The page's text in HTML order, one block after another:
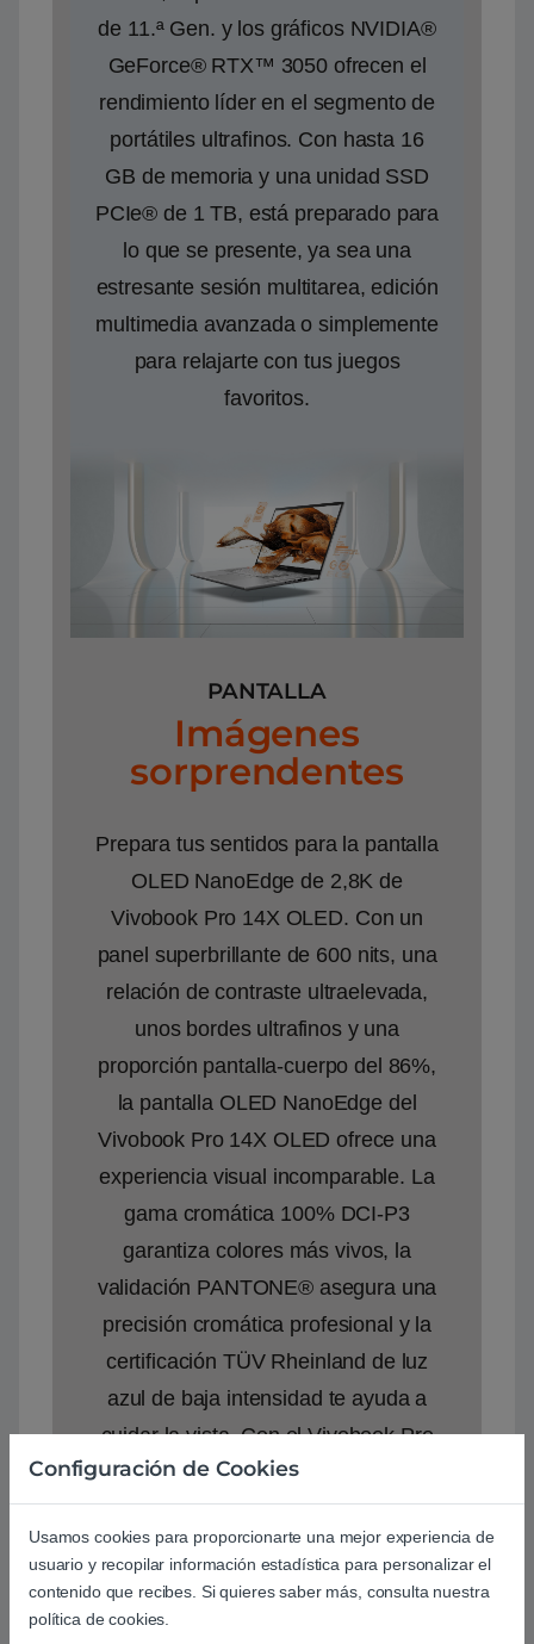
de 11.ª Gen. y los gráficos NVIDIA®
GeForce® RTX™ 3050 ofrecen el
rendimiento líder en el segmento de
portátiles ultrafinos. Con hasta 16
GB de memoria y una unidad SSD
PCIe® de 1 TB, está preparado para
lo que se presente, ya sea una
estresante sesión multitarea, edición
multimedia avanzada o simplemente
para relajarte con tus juegos
favoritos.
PANTALLA
Imágenes
sorprendentes
Prepara tus sentidos para la pantalla
OLED NanoEdge de 2,8K de
Vivobook Pro 14X OLED. Con un
panel superbrillante de 600 nits, una
relación de contraste ultraelevada,
unos bordes ultrafinos y una
proporción pantalla-cuerpo del 86%,
la pantalla OLED NanoEdge del
Vivobook Pro 14X OLED ofrece una
experiencia visual incomparable. La
gama cromática 100% DCI-P3
garantiza colores más vivos, la
validación PANTONE® asegura una
precisión cromática profesional y la
certificación TÜV Rheinland de luz
azul de baja intensidad te ayuda a
cuidar la vista. Con el Vivobook Pro
14X OLED lo verás todo de una
forma más nítida y brillante.
Configuración de Cookies
Usamos cookies para proporcionarte una mejor experiencia de
usuario y recopilar información estadística para personalizar el
contenido que recibes. Si quieres saber más, consulta nuestra
política de cookies.